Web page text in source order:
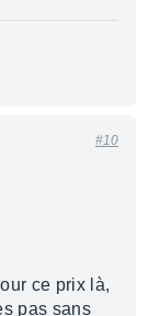
#10
ce prix là,
pas sans